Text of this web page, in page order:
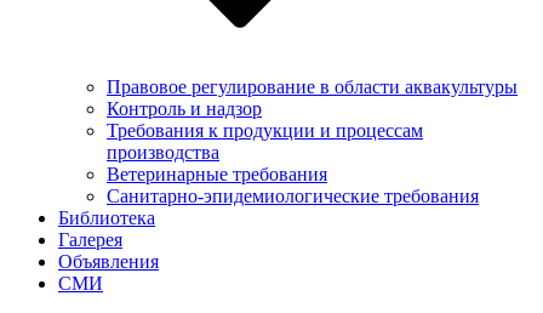
Правовое регулирование в области аквакультуры
Контроль и надзор
Требования к продукции и процессам
производства
Ветеринарные требования
Санитарно-эпидемиологические требования
Библиотека
Галерея
Объявления
СМИ